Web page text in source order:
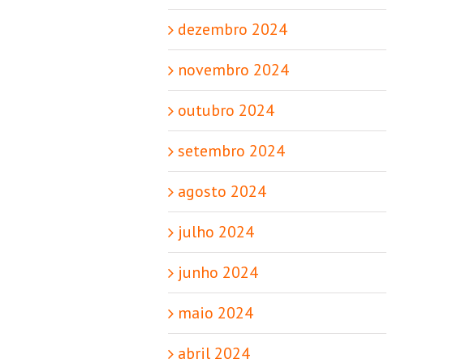
dezembro 2024
novembro 2024
outubro 2024
setembro 2024
agosto 2024
julho 2024
junho 2024
maio 2024
abril 2024